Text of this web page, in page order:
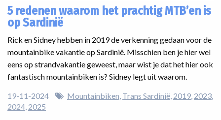
5 redenen waarom het prachtig MTB’en is
op Sardinië
Rick en Sidney hebben in 2019 de verkenning gedaan voor de
mountainbike vakantie op Sardinië. Misschien ben je hier wel
eens op strandvakantie geweest, maar wist je dat het hier ook
fantastisch mountainbiken is? Sidney legt uit waarom.
19-11-2024 Mountainbiken Trans Sardinië 2019 2023
2024 2025